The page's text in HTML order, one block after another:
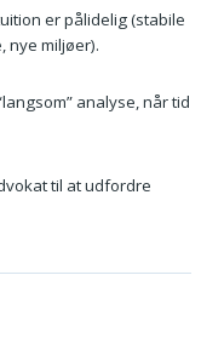
er pålidelig (stabile
nye miljøer).
analyse, når tid
til at udfordre